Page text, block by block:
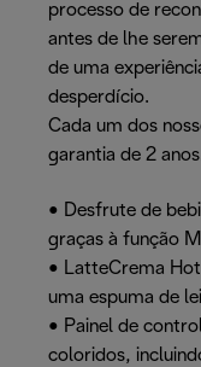
processo de
antes de lhe
de uma
desperdício.
Cada um dos
garantia de 2
• Desfrute de
graças à função
• LatteCrema
uma espuma de
• Painel de
coloridos,